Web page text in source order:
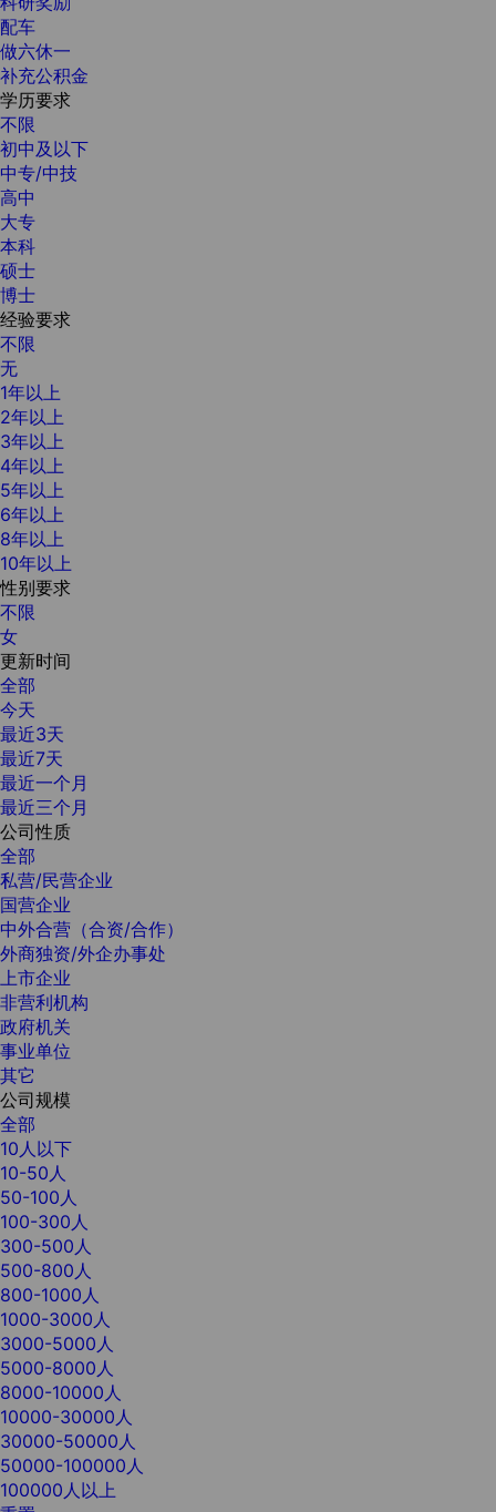
配车
做六休一
补充公积金
学历要求
不限
初中及以下
中专/中技
高中
大专
本科
硕士
博士
经验要求
不限
无
1年以上
2年以上
3年以上
4年以上
5年以上
6年以上
8年以上
10年以上
性别要求
不限
女
更新时间
全部
今天
最近3天
最近7天
最近一个月
最近三个月
公司性质
全部
私营/民营企业
国营企业
中外合营（合资/合作）
外商独资/外企办事处
上市企业
非营利机构
政府机关
事业单位
其它
公司规模
全部
10人以下
10-50人
50-100人
100-300人
300-500人
500-800人
800-1000人
1000-3000人
3000-5000人
5000-8000人
8000-10000人
10000-30000人
30000-50000人
50000-100000人
100000人以上